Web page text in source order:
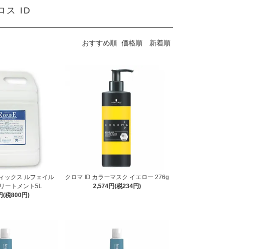
ス ID
おすすめ順 価格順 新着順
ックス ルフェイル
ートメント5L
(税800円)
クロマ ID カラーマスク イエロー 276g
2,574円(税234円)